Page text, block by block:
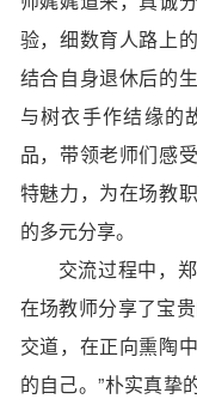
验，细数育人路上
结合自身退休后的
与树衣手作结缘的
品，带领老师们感
特魅力，为在场教
的多元分享。
交流过程中，
在场教师分享了宝
交道，在正向熏陶
的自己。”朴实真挚